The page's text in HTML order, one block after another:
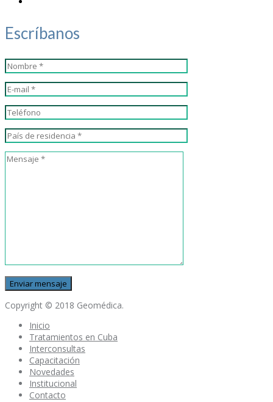
Escríbanos
Copyright © 2018 Geomédica.
Inicio
Tratamientos en Cuba
Interconsultas
Capacitación
Novedades
Institucional
Contacto